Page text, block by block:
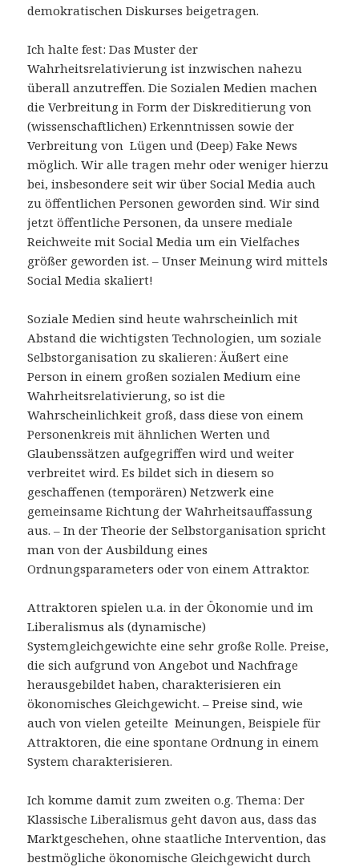
demokratischen Diskurses beigetragen.
Ich halte fest: Das Muster der
Wahrheitsrelativierung ist inzwischen nahezu
überall anzutreffen. Die Sozialen Medien machen
die Verbreitung in Form der Diskreditierung von
(wissenschaftlichen) Erkenntnissen sowie der
Verbreitung von Lügen und (Deep) Fake News
möglich. Wir alle tragen mehr oder weniger hierzu
bei, insbesondere seit wir über Social Media auch
zu öffentlichen Personen geworden sind. Wir sind
jetzt öffentliche Personen, da unsere mediale
Reichweite mit Social Media um ein Vielfaches
größer geworden ist. – Unser Meinung wird mittels
Social Media skaliert!
Soziale Medien sind heute wahrscheinlich mit
Abstand die wichtigsten Technologien, um soziale
Selbstorganisation zu skalieren: Äußert eine
Person in einem großen sozialen Medium eine
Wahrheitsrelativierung, so ist die
Wahrscheinlichkeit groß, dass diese von einem
Personenkreis mit ähnlichen Werten und
Glaubenssätzen aufgegriffen wird und weiter
verbreitet wird. Es bildet sich in diesem so
geschaffenen (temporären) Netzwerk eine
gemeinsame Richtung der Wahrheitsauffassung
aus. – In der Theorie der Selbstorganisation spricht
man von der Ausbildung eines
Ordnungsparameters oder von einem Attraktor.
Attraktoren spielen u.a. in der Ökonomie und im
Liberalismus als (dynamische)
Systemgleichgewichte eine sehr große Rolle. Preise,
die sich aufgrund von Angebot und Nachfrage
herausgebildet haben, charakterisieren ein
ökonomisches Gleichgewicht. – Preise sind, wie
auch von vielen geteilte Meinungen, Beispiele für
Attraktoren, die eine spontane Ordnung in einem
System charakterisieren.
Ich komme damit zum zweiten o.g. Thema: Der
Klassische Liberalismus geht davon aus, dass das
Marktgeschehen, ohne staatliche Intervention, das
bestmögliche ökonomische Gleichgewicht durch